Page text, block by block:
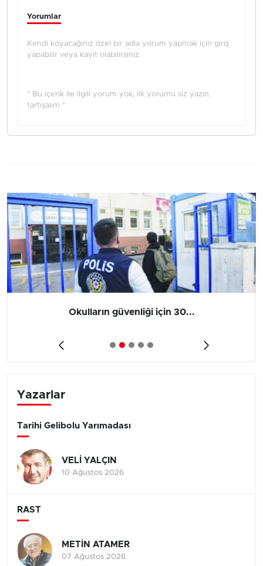
Yorumlar
Kendi koyacağınız özel bir adla yorum yapmak için giriş
yapabilir veya kayıt olabilirsiniz.
* Bu içerik ile ilgili yorum yok, ilk yorumu siz yazın,
tartışalım *
Okulların güvenliği için 30...
Yazarlar
Tarihi Gelibolu Yarımadası
VELİ YALÇIN
10 Ağustos 2026
RAST
METİN ATAMER
07 Ağustos 2026